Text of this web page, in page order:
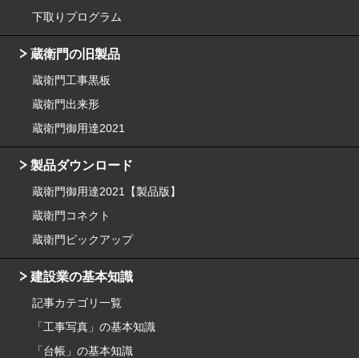
下取りプログラム
蔵衛門の旧製品
蔵衛門工事黒板
蔵衛門出来形
蔵衛門御用達2021
製品ダウンロード
蔵衛門御用達2021【製品版】
蔵衛門コネクト
蔵衛門ピックアップ
建設業の基本知識
記事カテゴリ一覧
「工事写真」の基本知識
「台帳」の基本知識